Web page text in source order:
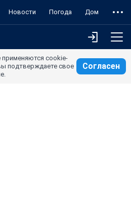
Новости Погода Дом
cookie-
подтверждаете свое
Согласен